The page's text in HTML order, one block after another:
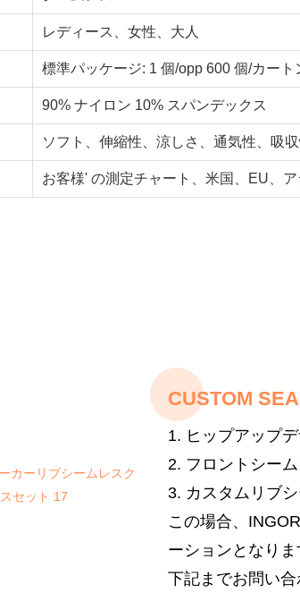
レディース、女性、大人
標準パッケージ: 1 個/opp 600 個/カート
90% ナイロン 10% スパンデックス
ソフト、伸縮性、涼しさ、通気性、吸
お客様' の測定チャート、米国、EU、ア
CUSTOM
1. ヒップアップ
2. フロントシー
3. カスタムリブ
この場合、
ーションとなりま
下記までお問い